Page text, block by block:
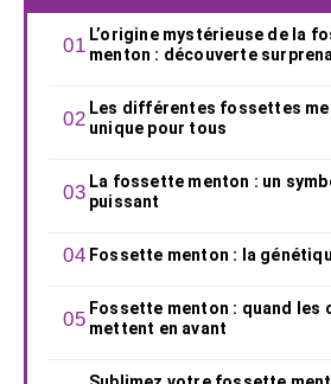
L’origine mystérieuse de la
menton : découverte
Les différentes fossettes
unique pour tous
La fossette menton : un
puissant
Fossette menton : la
Fossette menton : quand les
mettent en avant